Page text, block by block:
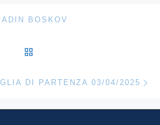
BOSKOV
DI PARTENZA 03/04/2025